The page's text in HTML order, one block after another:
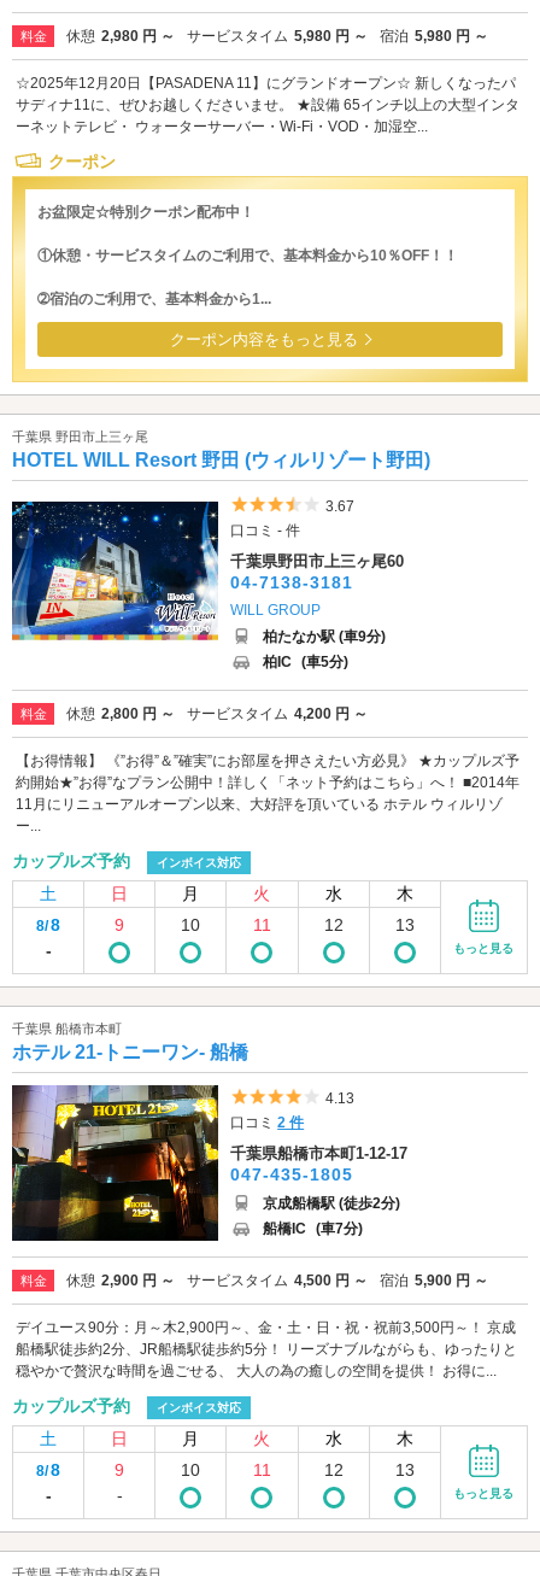
料金 休憩 2,980 円 ～ サービスタイム 5,980 円 ～ 宿泊 5,980 円 ～
☆2025年12月20日【PASADENA 11】にグランドオープン☆ 新しくなったパ
サディナ11に、ぜひお越しくださいませ。 ★設備 65インチ以上の大型インタ
ーネットテレビ・ ウォーターサーバー・Wi-Fi・VOD・加湿空...
クーポン
お盆限定☆特別クーポン配布中！
①休憩・サービスタイムのご利用で、基本料金から10％OFF！！
➁宿泊のご利用で、基本料金から1...
クーポン内容をもっと見る
千葉県 野田市上三ヶ尾
HOTEL WILL Resort 野田 (ウィルリゾート野田)
5つ星のうち3.5
3.67
口コミ - 件
千葉県野田市上三ヶ尾60
04-7138-3181
WILL GROUP
柏たなか駅 (車9分)
柏IC (車5分)
料金 休憩 2,800 円 ～ サービスタイム 4,200 円 ～
【お得情報】 《”お得”＆”確実”にお部屋を押さえたい方必見》 ★カップルズ予
約開始★”お得”なプラン公開中！詳しく「ネット予約はこちら」へ！ ■2014年
11月にリニューアルオープン以来、大好評を頂いている ホテル ウィルリゾ
ー...
カップルズ予約 インボイス対応
土 日 月 火 水 木
8/8
-
9 10 11 12 13
もっと見る
千葉県 船橋市本町
ホテル 21-トニーワン- 船橋
5つ星のうち4
4.13
口コミ2 件
千葉県船橋市本町1-12-17
047-435-1805
京成船橋駅 (徒歩2分)
船橋IC (車7分)
料金 休憩 2,900 円 ～ サービスタイム 4,500 円 ～ 宿泊 5,900 円 ～
デイユース90分：月～木2,900円～、金・土・日・祝・祝前3,500円～！ 京成
船橋駅徒歩約2分、JR船橋駅徒歩約5分！ リーズナブルながらも、ゆったりと
穏やかで贅沢な時間を過ごせる、 大人の為の癒しの空間を提供！ お得に...
カップルズ予約 インボイス対応
土 日 月 火 水 木
8/8
-
9
-
10 11 12 13
もっと見る